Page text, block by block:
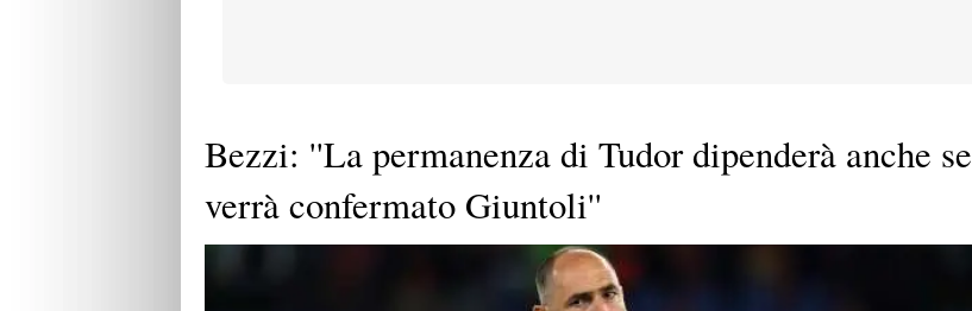
Bezzi: ''La permanenza di Tudor dipenderà anche se
verrà confermato Giuntoli''